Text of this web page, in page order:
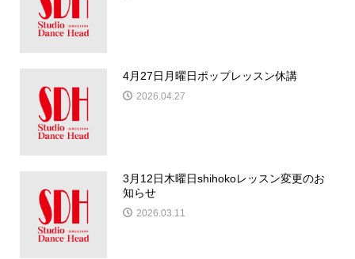
4月27日月曜日ポップレッスン休講
2026.04.27
3月12日木曜日shihokoレッスン変更のお
知らせ
2026.03.11